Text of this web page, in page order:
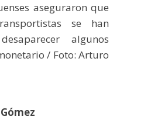
aseguraron que
se han
algunos
/ Foto: Arturo